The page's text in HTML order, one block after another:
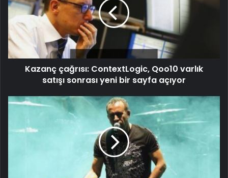
Kazanç çağrısı: ContextLogic, Qoo10 varlık
satışı sonrası yeni bir sayfa açıyor